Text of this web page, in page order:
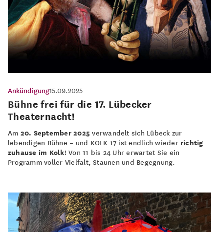
Ankündigung15.09.2025
Bühne frei für die 17. Lübecker
Theaternacht!
Am 20. September 2025 verwandelt sich Lübeck zur
lebendigen Bühne – und KOLK 17 ist endlich wieder richtig
zuhause im Kolk! Von 11 bis 24 Uhr erwartet Sie ein
Programm voller Vielfalt, Staunen und Begegnung.